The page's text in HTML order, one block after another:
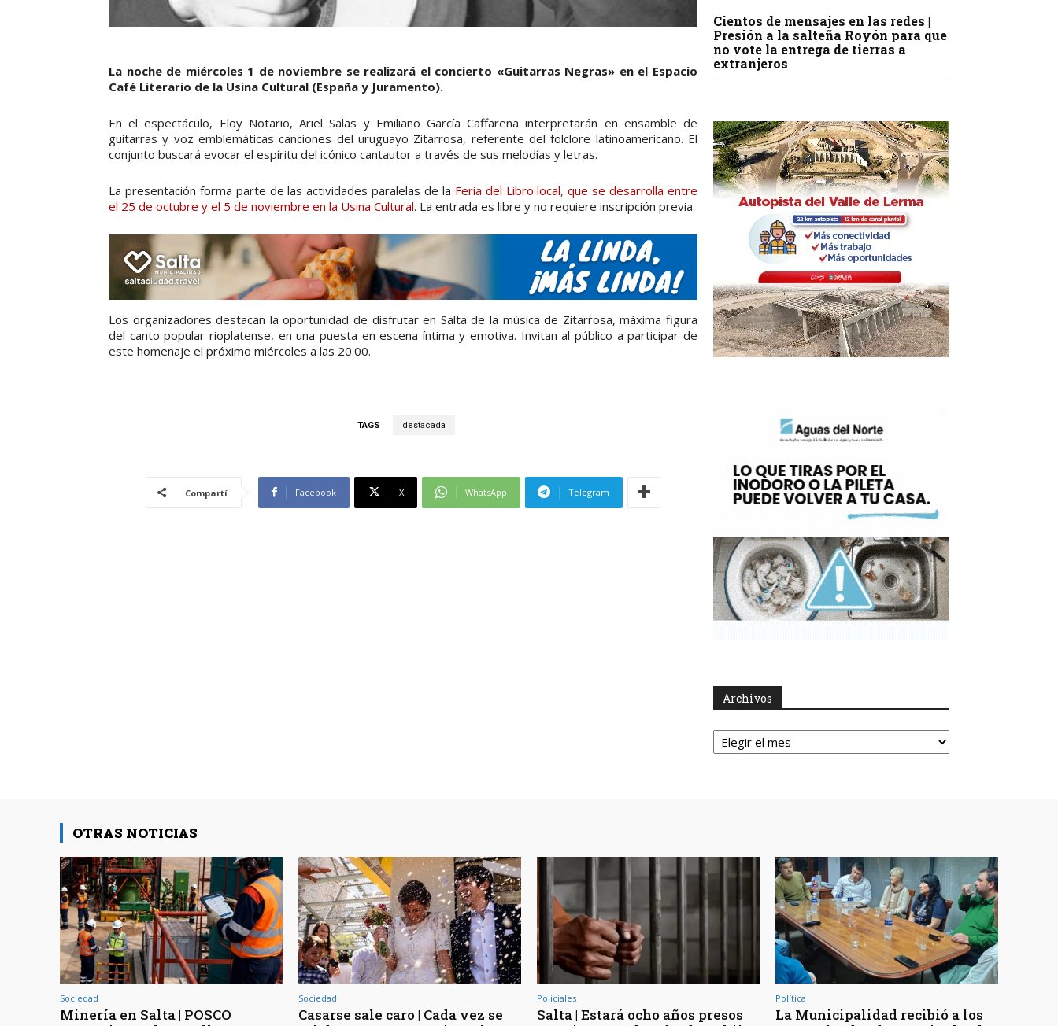
La noche de miércoles 1 de noviembre se realizará el concierto «Guitarras Negras» en el Espacio
Café Literario de la Usina Cultural (España y Juramento).
En el espectáculo, Eloy Notario, Ariel Salas y Emiliano García Caffarena interpretarán en ensamble de
guitarras y voz emblemáticas canciones del uruguayo Zitarrosa, referente del folclore latinoamericano. El
conjunto buscará evocar el espíritu del icónico cantautor a través de sus melodías y letras.
La presentación forma parte de las actividades paralelas de la Feria del Libro local, que se desarrolla entre
el 25 de octubre y el 5 de noviembre en la Usina Cultural. La entrada es libre y no requiere inscripción previa.
Los organizadores destacan la oportunidad de disfrutar en Salta de la música de Zitarrosa, máxima figura
del canto popular rioplatense, en una puesta en escena íntima y emotiva. Invitan al público a participar de
este homenaje el próximo miércoles a las 20.00.
TAGS destacada
Compartí Facebook X WhatsApp Telegram
Cientos de mensajes en las redes |
Presión a la salteña Royón para que
no vote la entrega de tierras a
extranjeros
Archivos
Archivos
OTRAS NOTICIAS
Sociedad
Minería en Salta | POSCO
Sociedad
Casarse sale caro | Cada vez se
Policiales
Salta | Estará ocho años presos
Política
La Municipalidad recibió a los